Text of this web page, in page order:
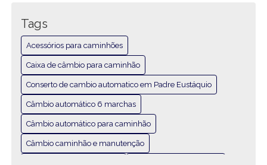
CÂMBIO DE CAMINHÃO BH: GUIA COMPLETO
PARA SUA ESCOLHA IDEAL
CONHEÇA ACESSÓRIOS ESSENCIAIS PARA
CAMINHÕES E MELHORE SEU DESEMPENHO
CONSERTO DE CÂMBIO AUTOMÁTICO EM
PADRE EUSTÁQUIO: GUIA COMPLETO
GUIA COMPLETO DE PNEUS PARA
AUTOMÓVEIS: TIPOS, CUIDADOS E BENEFÍCIOS
Tags
Acessórios para caminhões
Caixa de câmbio para caminhão
Conserto de cambio automatico em Padre Eustáquio
Câmbio automático 6 marchas
Câmbio automático para caminhão
Câmbio caminhão e manutenção